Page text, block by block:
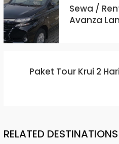
Sewa /
Avanza
Paket Tour Krui 2
RELATED DESTINATIONS